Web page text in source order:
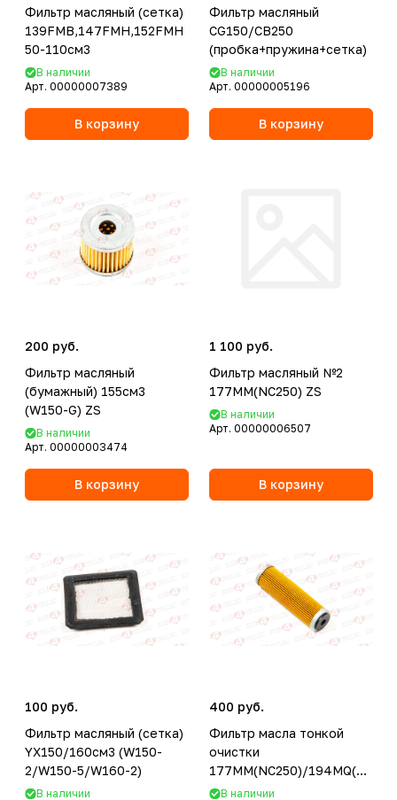
Фильтр масляный (сетка)
139FMB,147FMH,152FMH
50-110см3
В наличии
Арт. 00000007389
В корзину
Фильтр масляный
CG150/CB250
(пробка+пружина+сетка)
В наличии
Арт. 00000005196
В корзину
200 руб.
Фильтр масляный
(бумажный) 155см3
(W150-G) ZS
В наличии
Арт. 00000003474
В корзину
1 100 руб.
Фильтр масляный №2
177MM(NC250) ZS
В наличии
Арт. 00000006507
В корзину
100 руб.
Фильтр масляный (сетка)
YX150/160см3 (W150-
2/W150-5/W160-2)
В наличии
400 руб.
Фильтр масла тонкой
очистки
177MM(NC250)/
ZSВ наличии